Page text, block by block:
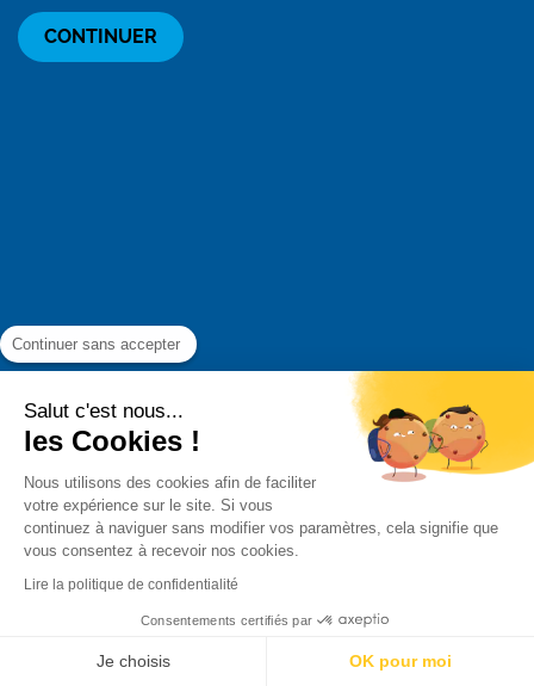
Continuer sans accepter
Salut c'est nous...
les Cookies !
Nous utilisons des cookies afin de faciliter
votre expérience sur le site. Si vous
continuez à naviguer sans modifier vos paramètres, cela signifie que
vous consentez à recevoir nos cookies.
Lire la politique de confidentialité
Consentements certifiés par
Je choisis OK pour moi
CONTINUER